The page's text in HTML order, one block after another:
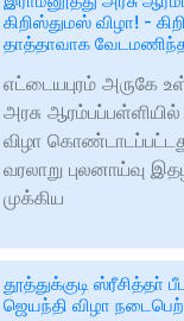
கிறிஸ்துமஸ் விழா! -
தாத்தாவாக
எட்டையபுரம் அருகே
அரசு
விழா
வரலாறு புலனாய்வு
முக்கிய
தூத்துக்குடி ஸ்ரீசித்தா்
ஜெயந்தி விழா